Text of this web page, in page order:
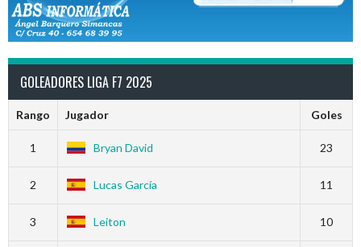
GOLEADORES LIGA F7 2025
Rango Jugador Goles
1 Bryan David 23
2 Lucas García 11
3 Leiton 10